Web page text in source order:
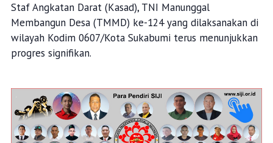
Staf Angkatan Darat (Kasad), TNI Manunggal
Membangun Desa (TMMD) ke-124 yang dilaksanakan di
wilayah Kodim 0607/Kota Sukabumi terus menunjukkan
progres signifikan.